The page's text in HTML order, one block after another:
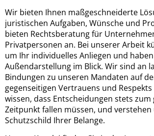
Wir bieten Ihnen maßgeschneiderte
juristischen Aufgaben, Wünsche und
bieten Rechtsberatung für
Privatpersonen an. Bei unserer Arbeit
um Ihr individuelles Anliegen und
Außendarstellung im Blick. Wir sind an
Bindungen zu unseren Mandaten auf
gegenseitigen Vertrauens und
wissen, dass Entscheidungen stets zum
Zeitpunkt fallen müssen, und verstehen
Schutzschild Ihrer Belange.